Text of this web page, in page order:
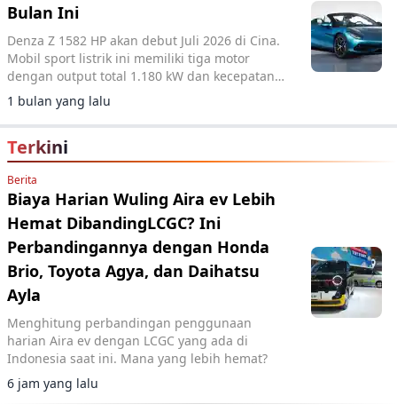
Bulan Ini
Denza Z 1582 HP akan debut Juli 2026 di Cina.
Mobil sport listrik ini memiliki tiga motor
dengan output total 1.180 kW dan kecepatan
maksimal 350 km/jam.
1 bulan yang lalu
Terkini
Berita
Biaya Harian Wuling Aira ev Lebih
Hemat DibandingLCGC? Ini
Perbandingannya dengan Honda
Brio, Toyota Agya, dan Daihatsu
Ayla
Menghitung perbandingan penggunaan
harian Aira ev dengan LCGC yang ada di
Indonesia saat ini. Mana yang lebih hemat?
6 jam yang lalu